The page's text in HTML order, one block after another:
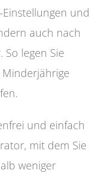
und
auch nach
legen Sie
und einfach
mit dem Sie
weniger